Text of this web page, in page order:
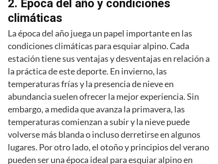
2. Época del año y condiciones
climáticas
La época del año juega un papel importante en las
condiciones climáticas para esquiar alpino. Cada
estación tiene sus ventajas y desventajas en relación a
la práctica de este deporte. En invierno, las
temperaturas frías y la presencia de nieve en
abundancia suelen ofrecer la mejor experiencia. Sin
embargo, a medida que avanza la primavera, las
temperaturas comienzan a subir y la nieve puede
volverse más blanda o incluso derretirse en algunos
lugares. Por otro lado, el otoño y principios del verano
pueden ser una época ideal para esquiar alpino en